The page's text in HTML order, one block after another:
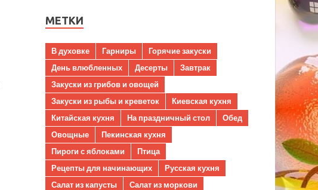
МЕТКИ
В духовке Гарниры
Горячие закуски
День влюбленных
Десерты
Завтрак
Закуски из грибов и овощей
Закуски из рыбы и креветок
Киевская кухня
Китайская кухня
На праздничный стол
Обед
Овощные
Пекинская кухня
Пироги с яблоками
Птица
Рецепты для начинающих
Русская кухня
Салат из капусты
Салат из моркови